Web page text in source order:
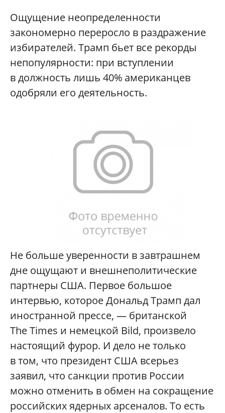
Ощущение неопределенности
закономерно переросло в раздражение
избирателей. Трамп бьет все рекорды
непопулярности: при вступлении
в должность лишь 40% американцев
одобряли его деятельность.
Не больше уверенности в завтрашнем
дне ощущают и внешнеполитические
партнеры США. Первое большое
интервью, которое Дональд Трамп дал
иностранной прессе, — британской
The Times и немецкой Bild, произвело
настоящий фурор. И дело не только
в том, что президент США всерьез
заявил, что санкции против России
можно отменить в обмен на сокращение
российских ядерных арсеналов. То есть